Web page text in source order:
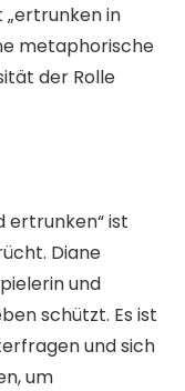
in
metaphorische
der Rolle
ertrunken“ ist
Diane
und
schützt. Es ist
und sich
um